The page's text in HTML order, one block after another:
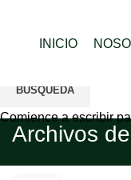
INICIO
Archivos
BÚSQUEDA
Comience a escribir